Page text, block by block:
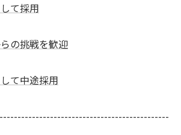
て採用
の挑戦を歓迎
て中途採用